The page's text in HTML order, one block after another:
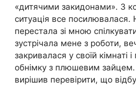
«дитячими закидонами». З
ситуація все посилювалася.
перестала зі мною
зустрічала мене з роботи,
закривалася у своїй кімнаті
обнімку з плюшевим
вирішив перевірити, що